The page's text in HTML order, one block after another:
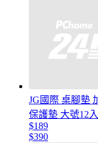
JG國際 桌腳墊
保護墊 大號12入
$189
$390